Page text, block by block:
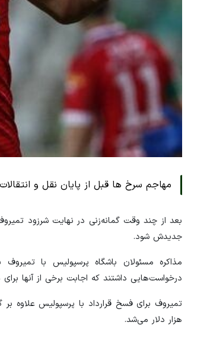
مهاجم سرخ ها قبل از پایان نقل و
بعد از چند وقت گمانه‌زنی در نهایت شرزود
جدیدش شود.
مذاکره مسئولان باشگاه پرسپولیس با
درخواست‌هایی داشتند که اجابت برخی از آنها
هزار دلار می‌شد.